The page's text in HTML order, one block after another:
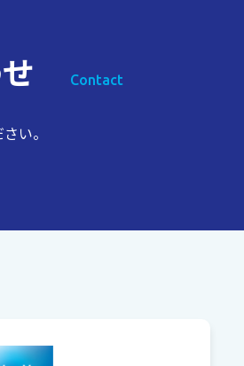
Contact
い。